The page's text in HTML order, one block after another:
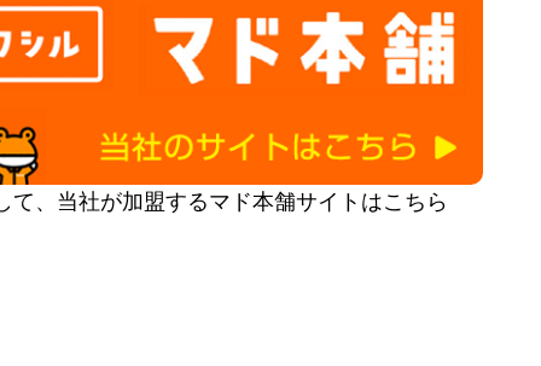
て、当社が加盟するマド本舗サイトはこちら